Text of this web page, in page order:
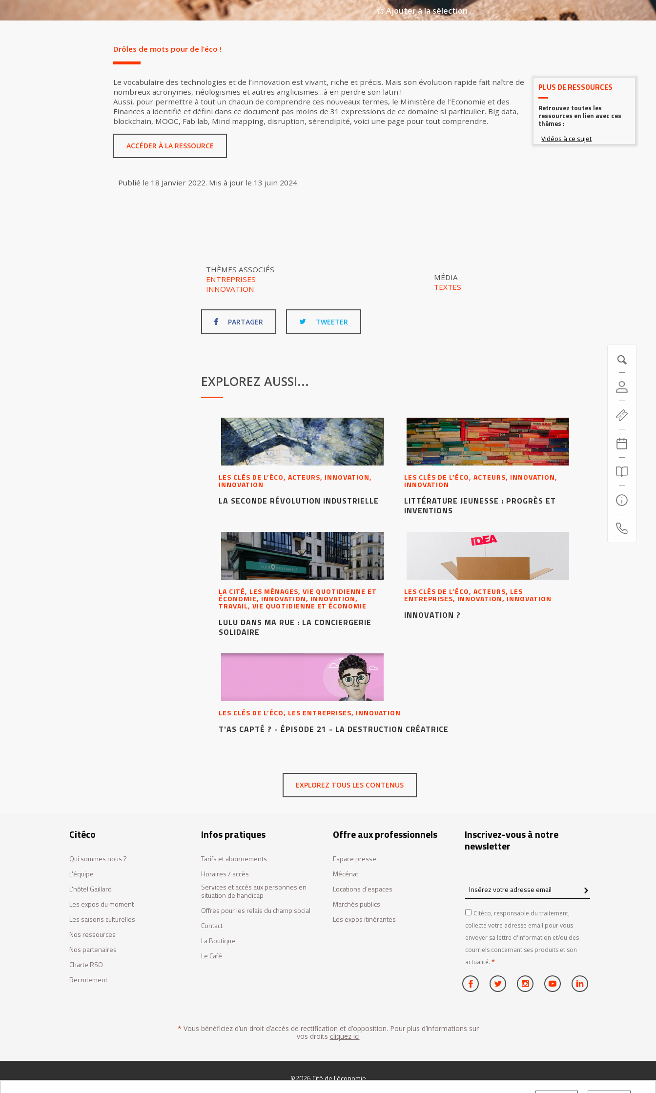
Ajouter à la sélection
Drôles de mots pour de l’éco !
Le vocabulaire des technologies et de l’innovation est vivant, riche et précis. Mais son évolution rapide fait naître de
nombreux acronymes, néologismes et autres anglicismes…à en perdre son latin !
Aussi, pour permettre à tout un chacun de comprendre ces nouveaux termes, le Ministère de l’Economie et des
Finances a identifié et défini dans ce document pas moins de 31 expressions de ce domaine si particulier. Big data,
blockchain, MOOC, Fab lab, Mind mapping, disruption, sérendipité, voici une page pour tout comprendre.
ACCÉDER À LA RESSOURCE
Publié le 18 Janvier 2022. Mis à jour le 13 juin 2024
PLUS DE RESSOURCES
Retrouvez toutes les
ressources en lien avec ces
thèmes :
THÈMES ASSOCIÉS
ENTREPRISES
INNOVATION
MÉDIA
TEXTES
PARTAGER TWEETER
EXPLOREZ AUSSI...
LES CLÉS DE L’ÉCO, ACTEURS, INNOVATION,
INNOVATION
LA SECONDE RÉVOLUTION INDUSTRIELLE
LES CLÉS DE L’ÉCO, ACTEURS, INNOVATION,
INNOVATION
LITTÉRATURE JEUNESSE : PROGRÈS ET
INVENTIONS
LA CITÉ, LES MÉNAGES, VIE QUOTIDIENNE ET
ÉCONOMIE, INNOVATION, INNOVATION,
TRAVAIL, VIE QUOTIDIENNE ET ÉCONOMIE
LULU DANS MA RUE : LA CONCIERGERIE
SOLIDAIRE
LES CLÉS DE L’ÉCO, ACTEURS, LES
ENTREPRISES, INNOVATION, INNOVATION
INNOVATION ?
LES CLÉS DE L’ÉCO, LES ENTREPRISES, INNOVATION
T'AS CAPTÉ ? - ÉPISODE 21 - LA DESTRUCTION CRÉATRICE
EXPLOREZ TOUS LES CONTENUS
Citéco
Qui sommes nous ?
L'équipe
L'hôtel Gaillard
Les expos du moment
Les saisons culturelles
Nos ressources
Nos partenaires
Charte RSO
Recrutement
Infos pratiques
Tarifs et abonnements
Horaires / accès
Services et accès aux personnes en
situation de handicap
Offres pour les relais du champ social
Contact
La Boutique
Le Café
Offre aux professionnels
Espace presse
Mécénat
Locations d’espaces
Marchés publics
Les expos itinérantes
Inscrivez-vous à notre
newsletter
Insérez
votre
adresse
email
Citéco, responsable du traitement,
collecte votre adresse email pour vous
envoyer sa lettre d'information et/ou des
courriels concernant ses produits et son
actualité. *
* Vous bénéficiez d’un droit d’accès de rectification et d’opposition. Pour plus d’informations sur
vos droits cliquez ici
©2026 Cité de l'économie